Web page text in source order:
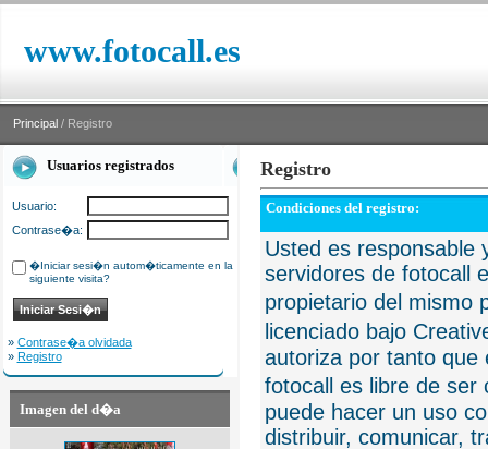
www.fotocall.es
Principal / Registro
Usuarios registrados
Usuario:
Contrase�a:
�Iniciar sesi�n autom�ticamente en la
siguiente visita?
» Contrase�a olvidada
» Registro
Imagen del d�a
Registro
Condiciones del registro:
Usted es responsable
servidores de fotocall
propietario del mismo
licenciado bajo
autoriza por tanto que
fotocall es libre de
puede hacer un uso
distribuir, comunicar,